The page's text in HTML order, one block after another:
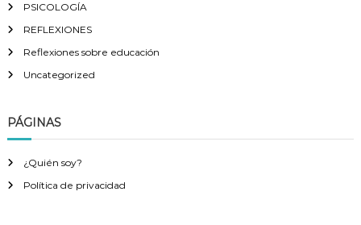
PSICOLOGÍA
REFLEXIONES
Reflexiones sobre educación
Uncategorized
PÁGINAS
¿Quién soy?
Política de privacidad